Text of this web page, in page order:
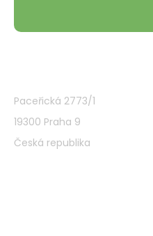
Paceřická 2773/1
19300 Praha 9
Česká republika